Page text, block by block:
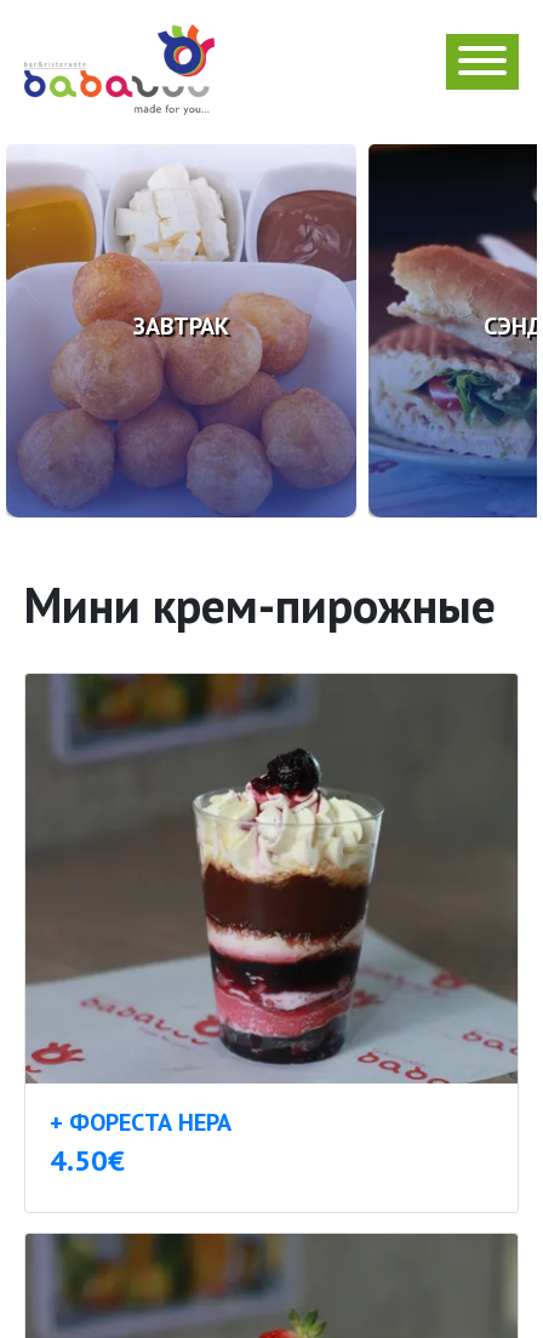
ЗАВТРАК
Мини крем-пирожные
+ ФОРЕСТА НЕРА
4.50€